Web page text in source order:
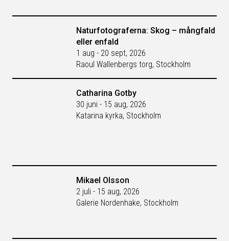
Naturfotograferna: Skog – mångfald
eller enfald
1 aug - 20 sept, 2026
Raoul Wallenbergs torg, Stockholm
Catharina Gotby
30 juni - 15 aug, 2026
Katarina kyrka, Stockholm
Mikael Olsson
2 juli - 15 aug, 2026
Galerie Nordenhake, Stockholm